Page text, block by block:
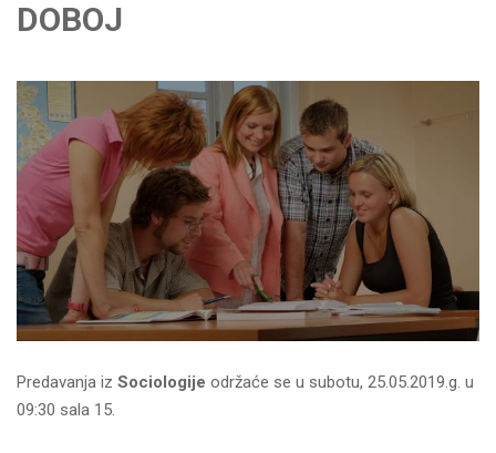
DOBOJ
Predavanja iz Sociologije održaće se u subotu, 25.05.2019.g. u
09:30 sala 15.